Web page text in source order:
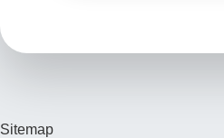
Sitemap